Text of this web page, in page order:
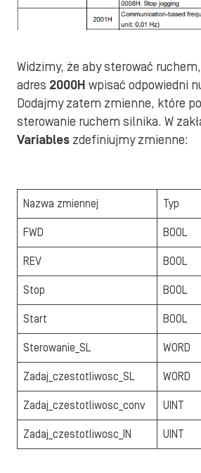
Widzimy, że aby sterować
adres 2000H wpisać odpowiedni
Dodajmy zatem zmienne, które
sterowanie ruchem silnika. W
Variables zdefiniujmy zmienne:
Nazwa zmiennej Typ
FWD BOOL
REV BOOL
Stop BOOL
Start BOOL
Sterowanie_SL WORD
Zadaj_czestotliwosc_SL WORD
Zadaj_czestotliwosc_conv UINT
Zadaj_czestotliwosc_IN UINT